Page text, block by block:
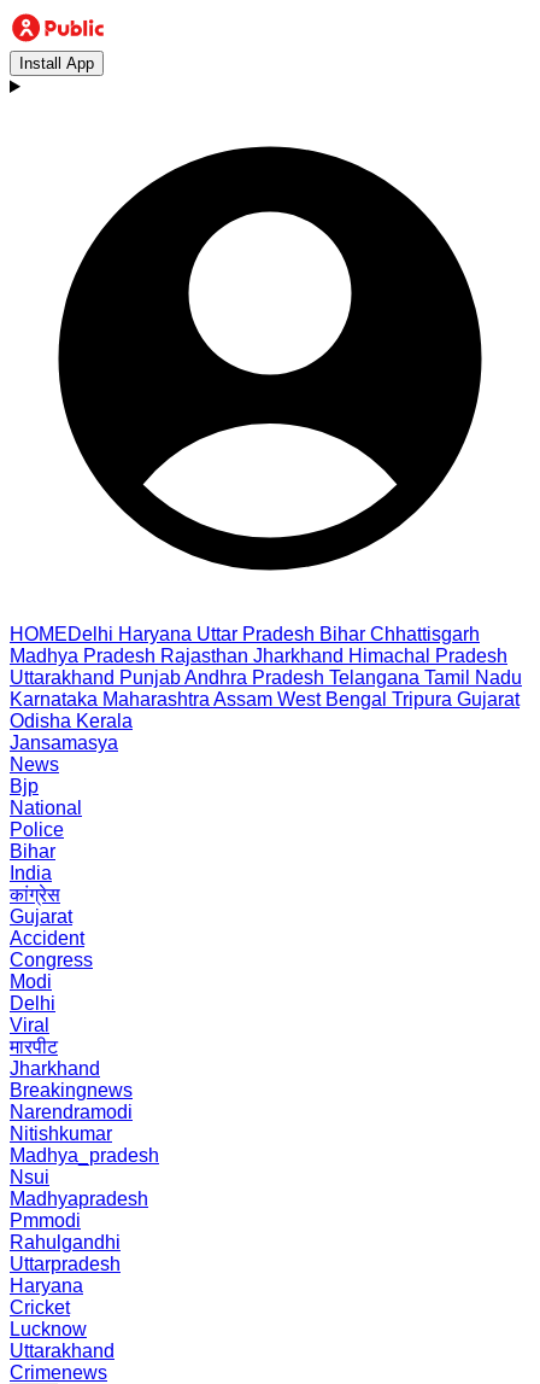
Install App
HOMEDelhi Haryana Uttar Pradesh Bihar Chhattisgarh
Madhya Pradesh Rajasthan Jharkhand Himachal Pradesh
Uttarakhand PunjabAndhra Pradesh Telangana Tamil Nadu
Karnataka Maharashtra Assam West Bengal Tripura Gujarat
Odisha Kerala
Jansamasya
News
Bjp
National
Police
Bihar
India
कांग्रेस
Gujarat
Accident
Congress
Modi
Delhi
Viral
मारपीट
Jharkhand
Breakingnews
Narendramodi
Nitishkumar
Madhya_pradesh
Nsui
Madhyapradesh
Pmmodi
Rahulgandhi
Uttarpradesh
Haryana
Cricket
Lucknow
Uttarakhand
Crimenews